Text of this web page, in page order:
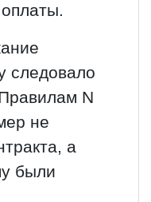
следовало
N
не
а
были